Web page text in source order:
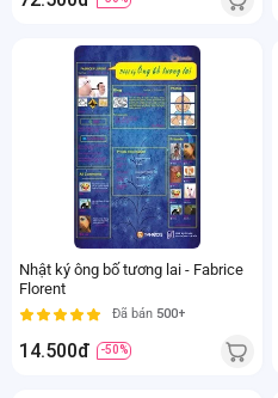
Nhật ký ông bố tương lai - Fabrice
Florent
Đã bán 500+
14.500đ -50%